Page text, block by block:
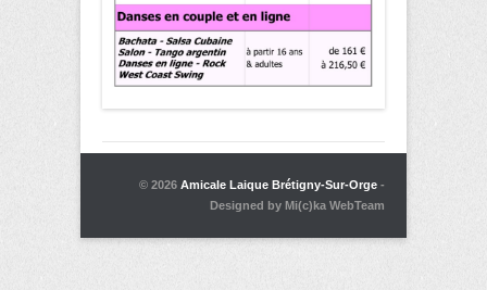
© 2026 Amicale Laique Brétigny-Sur-Orge -
Designed by Mi(c)ka WebTeam